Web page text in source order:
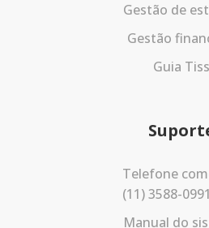
Gestão de
Gestão
Guia Tiss
Telefone
(11) 3588-0991
Manual do